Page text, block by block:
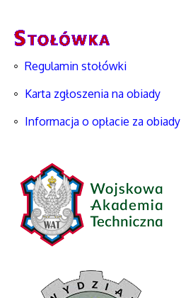
Regulamin stołówki
Karta zgłoszenia na obiady
Informacja o opłacie za obiady